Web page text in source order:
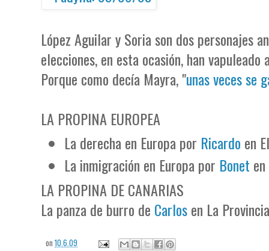
López Aguilar y Soria son dos personajes
elecciones, en esta ocasión, han
Porque como decía Mayra, "unas veces se
LA PROPINA EUROPEA
La derecha en Europa por Ricardo en
La inmigración en Europa por Bonet en
LA PROPINA DE CANARIAS
La panza de burro de Carlosen La
on10.6.09